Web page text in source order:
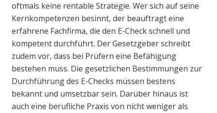
oftmals keine rentable Strategie. Wer sich auf seine
Kernkompetenzen besinnt, der beauftragt eine
erfahrene Fachfirma, die den E-Check schnell und
kompetent durchführt. Der Gesetzgeber schreibt
zudem vor, dass bei Prüfern eine Befähigung
bestehen muss. Die gesetzlichen Bestimmungen zur
Durchführung des E-Checks müssen bestens
bekannt und umsetzbar sein. Darüber hinaus ist
auch eine berufliche Praxis von nicht weniger als